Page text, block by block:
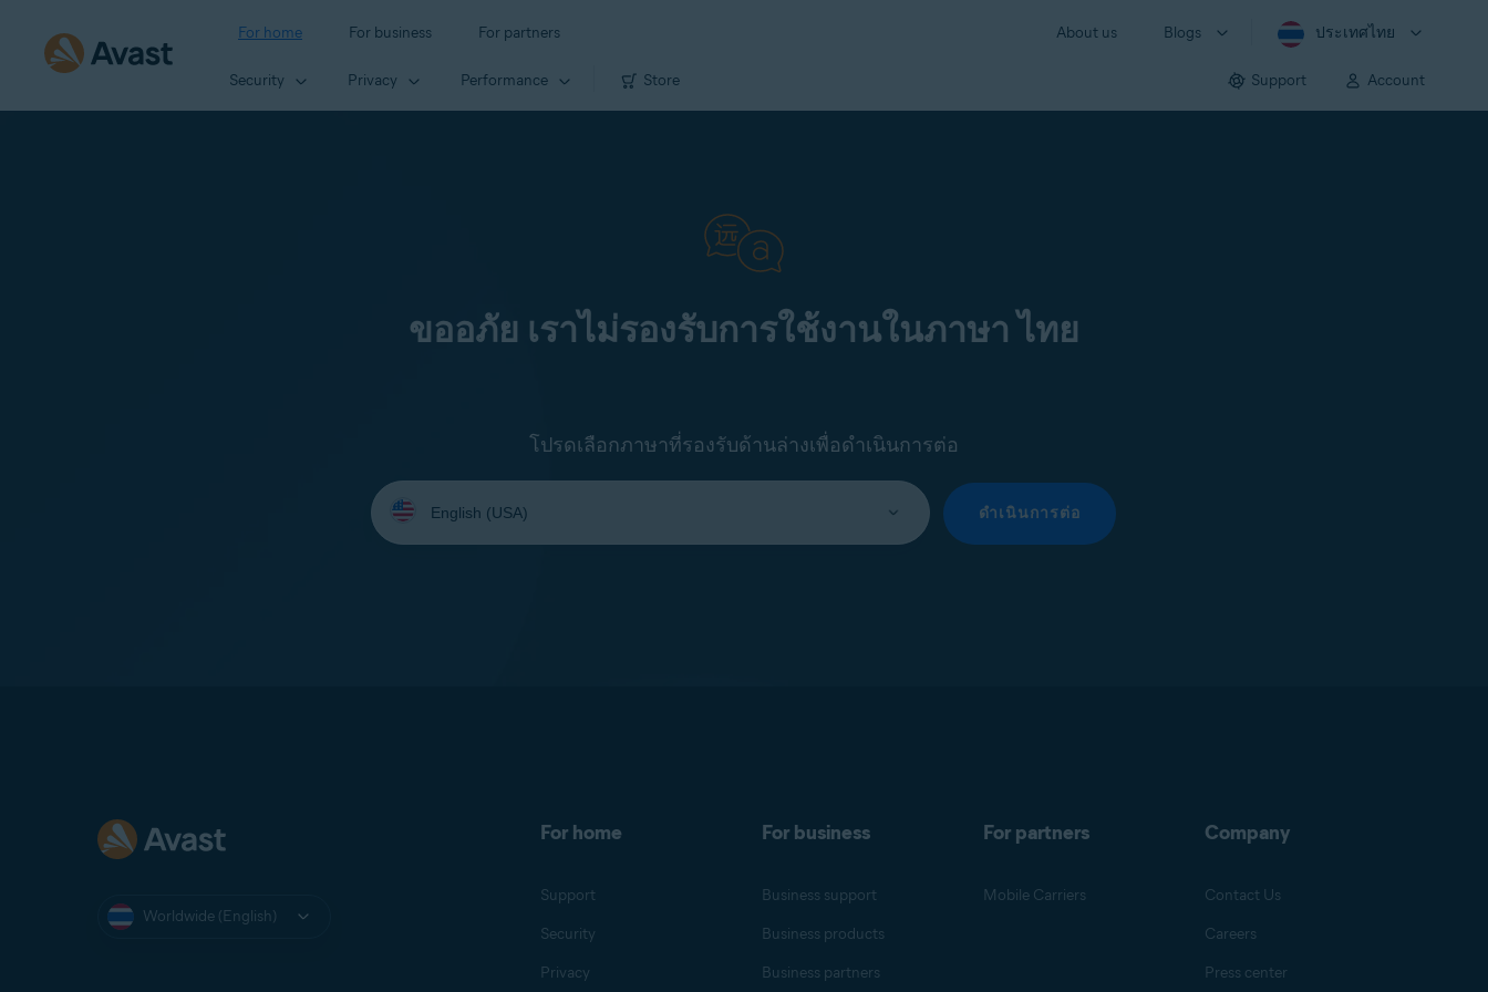
For home For business For partners About us Blogs ประเทศไทย
Security Privacy Performance Store Support Account
ขออภัย เราไม่รองรับการใช้งานในภาษา ไทย
โปรดเลือกภาษาที่รองรับด้านล่างเพื่อดำเนินการต่อ
Select
your
language:
ดำเนินการต่อ
Worldwide (English)
For home
Support
Security
Privacy
For business
Business support
Business products
Business partners
For partners
Mobile Carriers
Company
Contact Us
Careers
Press center